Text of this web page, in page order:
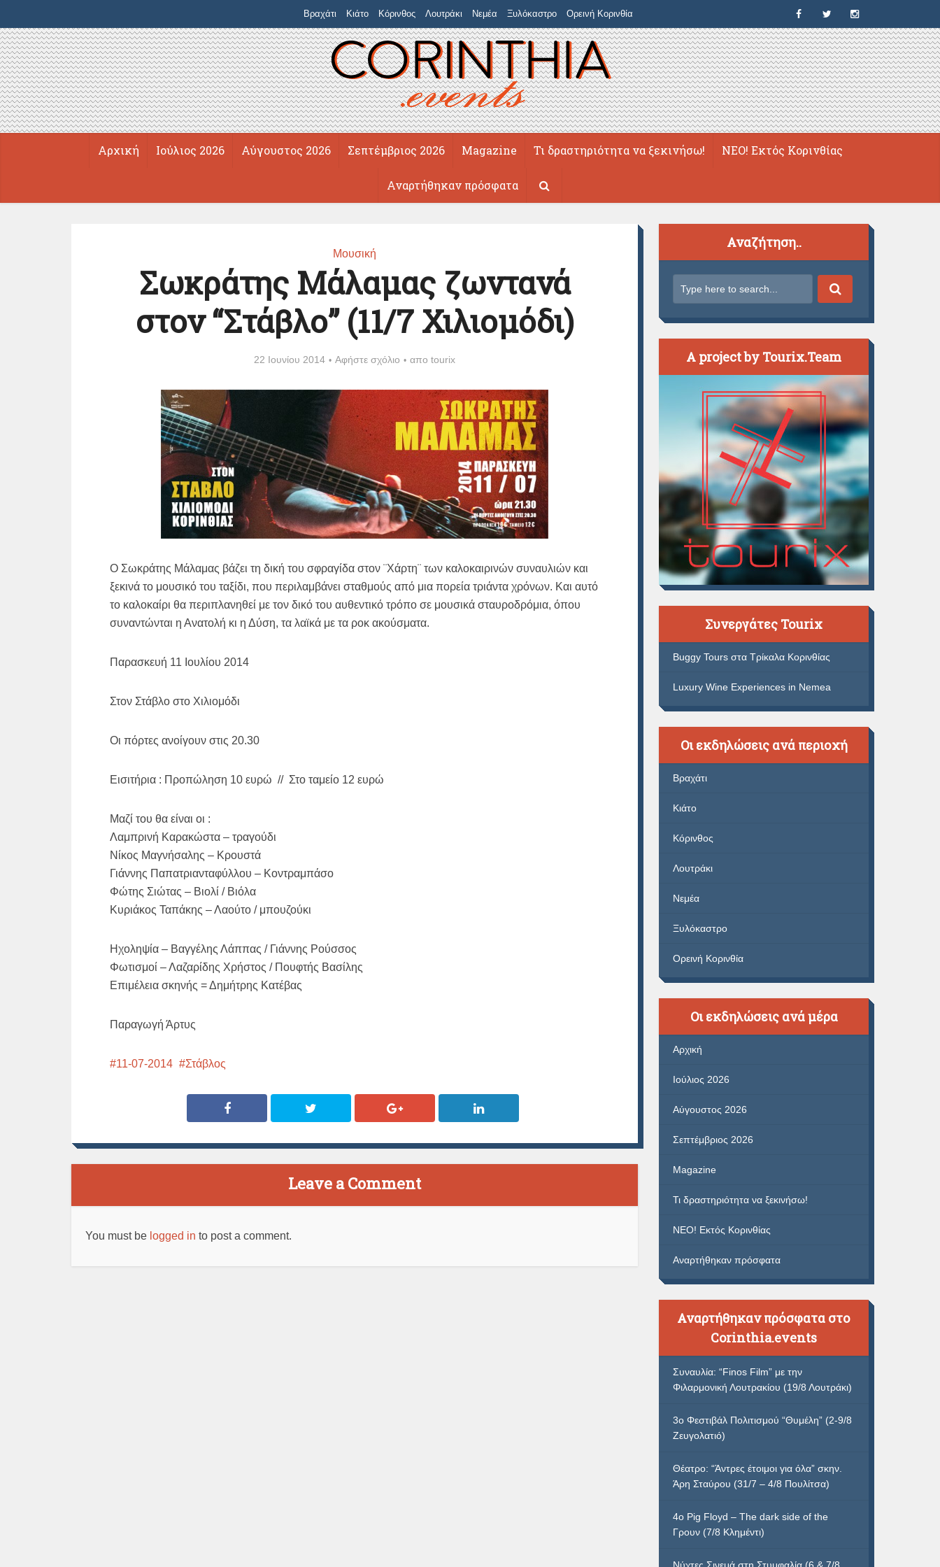
Βραχάτι Κιάτο Κόρινθος Λουτράκι Νεμέα Ξυλόκαστρο Ορεινή Κορινθία
Αρχική Ιούλιος 2026 Αύγουστος 2026 Σεπτέμβριος 2026 Magazine Τι δραστηριότητα να ξεκινήσω! ΝΕΟ! Εκτός Κορινθίας
Αναρτήθηκαν πρόσφατα
Μουσική
Σωκράτης Μάλαμας ζωντανά
στον “Στάβλο” (11/7 Χιλιομόδι)
22 Ιουνίου 2014 Αφήστε σχόλιο απο tourix
Ο Σωκράτης Μάλαμας βάζει τη δική του σφραγίδα στον ¨Χάρτη¨ των καλοκαιρινών συναυλιών και
ξεκινά το μουσικό του ταξίδι, που περιλαμβάνει σταθμούς από μια πορεία τριάντα χρόνων. Και αυτό
το καλοκαίρι θα περιπλανηθεί με τον δικό του αυθεντικό τρόπο σε μουσικά σταυροδρόμια, όπου
συναντώνται η Ανατολή κι η Δύση, τα λαϊκά με τα ροκ ακούσματα.
Παρασκευή 11 Ιουλίου 2014
Στον Στάβλο στο Χιλιομόδι
Οι πόρτες ανοίγουν στις 20.30
Εισιτήρια : Προπώληση 10 ευρώ // Στο ταμείο 12 ευρώ
Μαζί του θα είναι οι :
Λαμπρινή Καρακώστα – τραγούδι
Νίκος Μαγνήσαλης – Κρουστά
Γιάννης Παπατριανταφύλλου – Κοντραμπάσο
Φώτης Σιώτας – Βιολί / Βιόλα
Κυριάκος Ταπάκης – Λαούτο / μπουζούκι
Ηχοληψία – Βαγγέλης Λάππας / Γιάννης Ρούσσος
Φωτισμοί – Λαζαρίδης Χρήστος / Πουφτής Βασίλης
Επιμέλεια σκηνής = Δημήτρης Κατέβας
Παραγωγή Άρτυς
11-07-2014 Στάβλος
Leave a Comment
You must be logged in to post a comment.
Αναζήτηση..
A project by Tourix.Team
Συνεργάτες Tourix
Buggy Tours στα Τρίκαλα Κορινθίας
Luxury Wine Experiences in Nemea
Οι εκδηλώσεις ανά περιοχή
Βραχάτι
Κιάτο
Κόρινθος
Λουτράκι
Νεμέα
Ξυλόκαστρο
Ορεινή Κορινθία
Οι εκδηλώσεις ανά μέρα
Αρχική
Ιούλιος 2026
Αύγουστος 2026
Σεπτέμβριος 2026
Magazine
Τι δραστηριότητα να ξεκινήσω!
ΝΕΟ! Εκτός Κορινθίας
Αναρτήθηκαν πρόσφατα
Αναρτήθηκαν πρόσφατα στο
Corinthia.events
Συναυλία: “Finos Film” με την
Φιλαρμονική Λουτρακίου (19/8 Λουτράκι)
3ο Φεστιβάλ Πολιτισμού “Θυμέλη” (2-9/8
Ζευγολατιό)
Θέατρο: “Άντρες έτοιμοι για όλα” σκην.
Άρη Σταύρου (31/7 – 4/8 Πουλίτσα)
4ο Pig Floyd – The dark side of the
Γρουν (7/8 Κλημέντι)